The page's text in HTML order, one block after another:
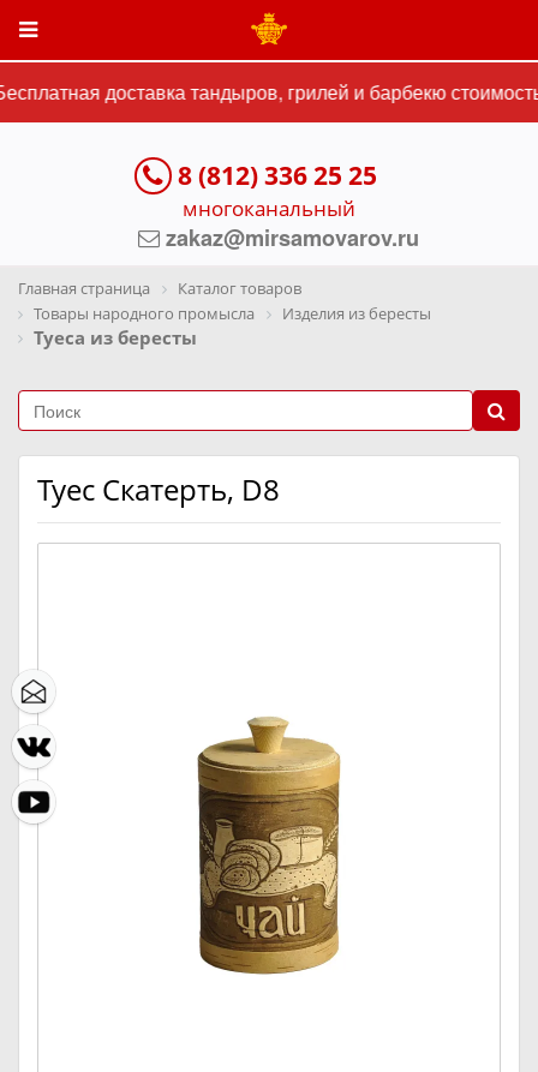
доставка тандыров, грилей и барбекю
8 (812) 336 25 25
многоканальный
zakaz@mirsamovarov.ru
Главная страница
Каталог товаров
Товары народного промысла
Изделия из бересты
Туеса из бересты
Туес Скатерть, D8